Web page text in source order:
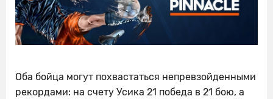
Оба бойца могут похвастаться непревзойденными
рекордами: на счету Усика 21 победа в 21 бою, а